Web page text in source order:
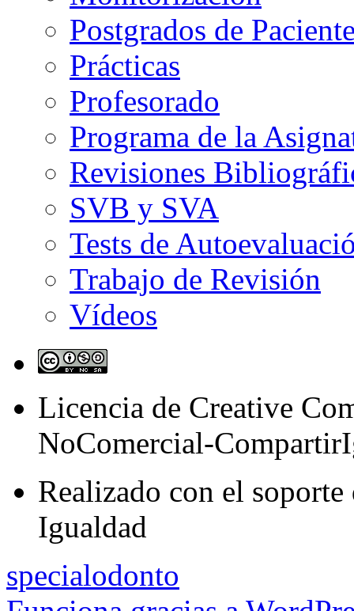
Postgrados de
Prácticas
Profesorado
Programa de la
Revisiones
SVB y SVA
Tests de
Trabajo de Revisión
Vídeos
Licencia de Creative
NoComercial-
Realizado con el
Igualdad
specialodonto